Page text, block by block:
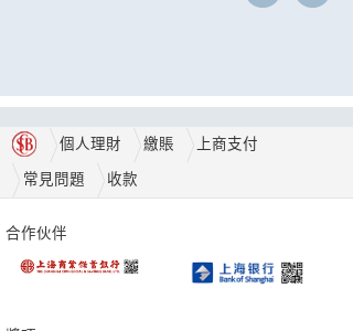
個人理財 繳賬 上商支付
常見問題 收款
合作伙伴